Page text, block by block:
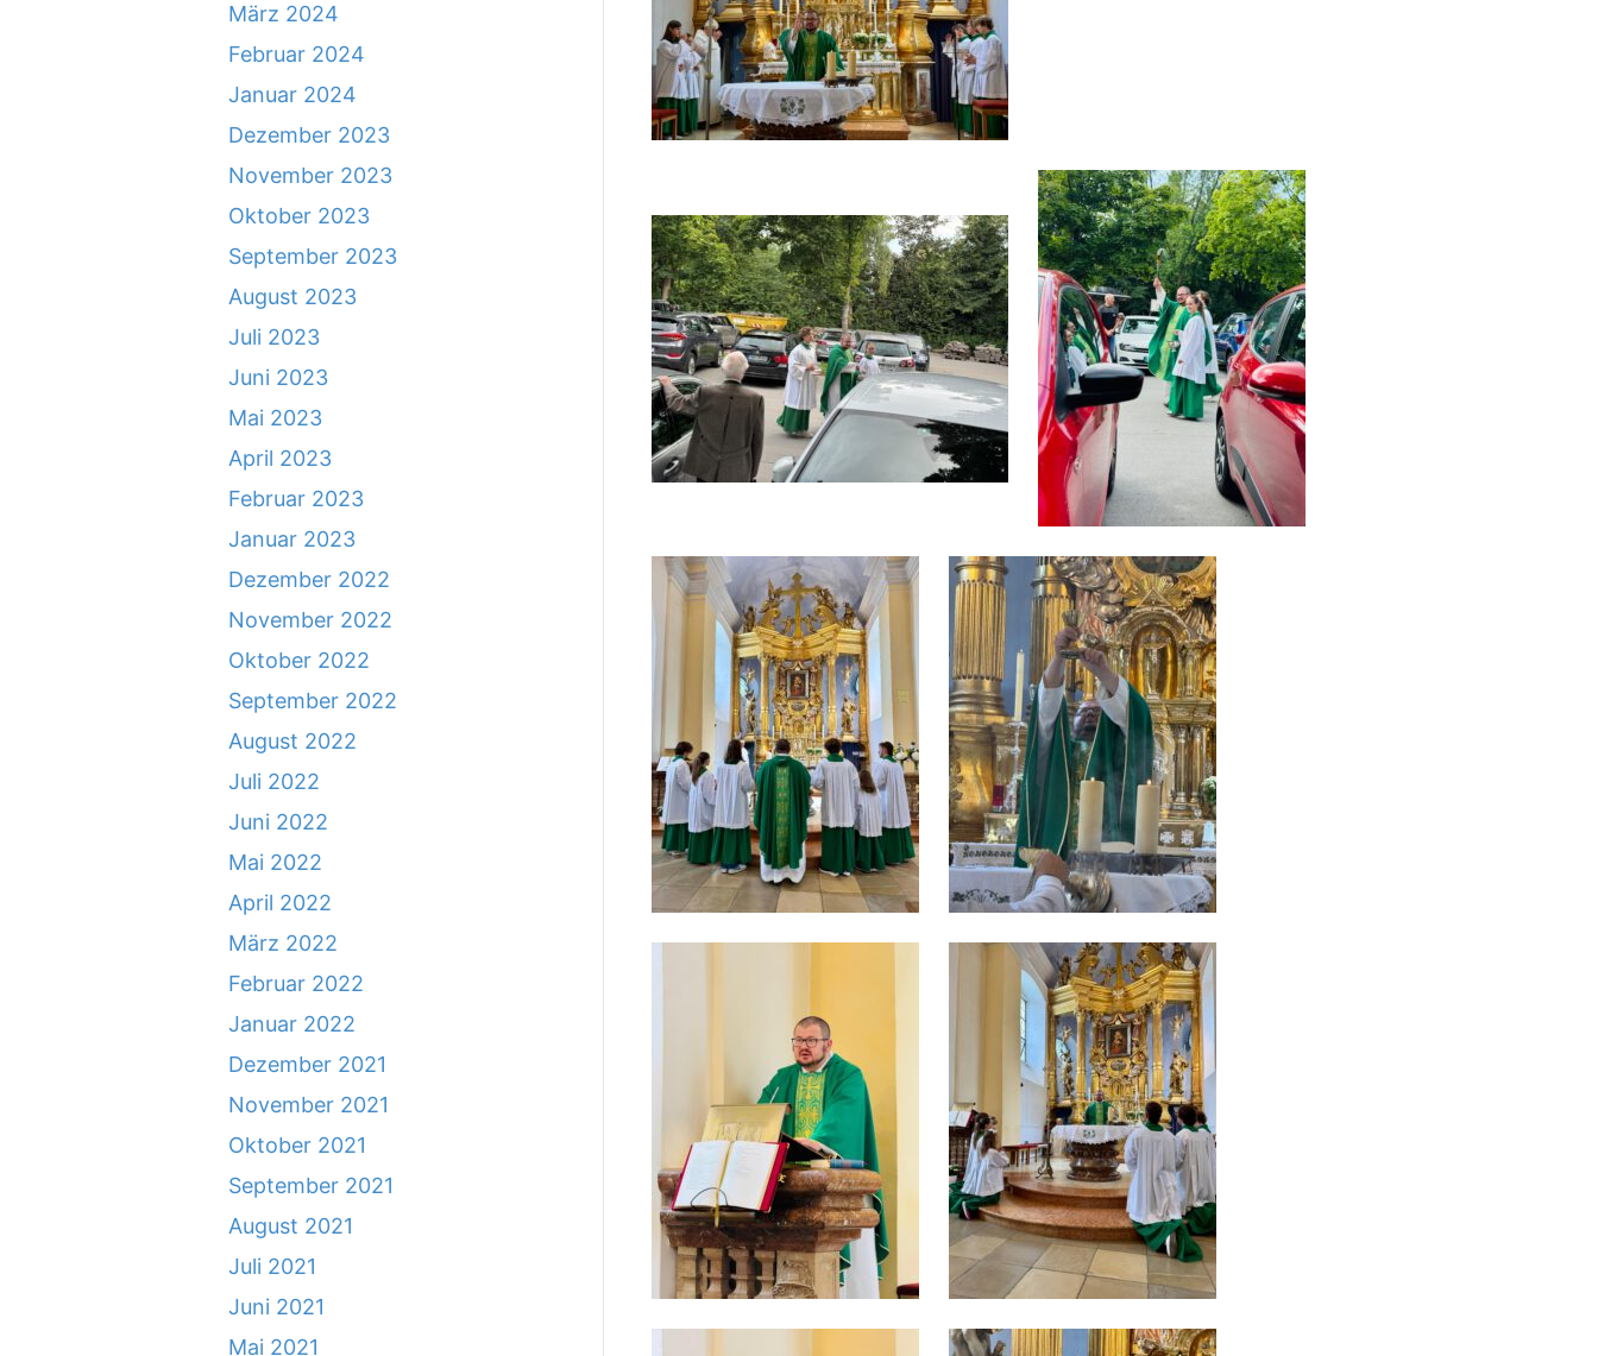
März 2024
Februar 2024
Januar 2024
Dezember 2023
November 2023
Oktober 2023
September 2023
August 2023
Juli 2023
Juni 2023
Mai 2023
April 2023
Februar 2023
Januar 2023
Dezember 2022
November 2022
Oktober 2022
September 2022
August 2022
Juli 2022
Juni 2022
Mai 2022
April 2022
März 2022
Februar 2022
Januar 2022
Dezember 2021
November 2021
Oktober 2021
September 2021
August 2021
Juli 2021
Juni 2021
Mai 2021